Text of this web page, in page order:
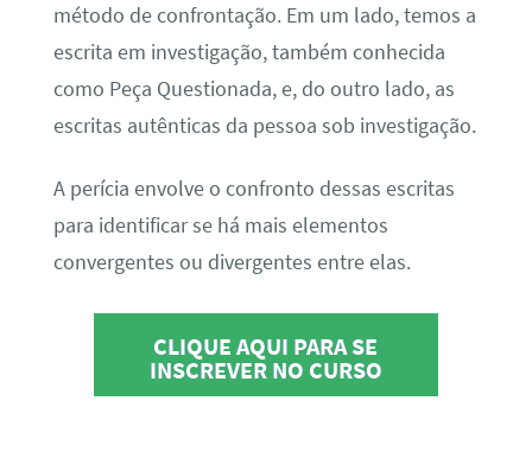
método de confrontação. Em um lado, temos a
escrita em investigação, também conhecida
como Peça Questionada, e, do outro lado, as
escritas autênticas da pessoa sob investigação.
A perícia envolve o confronto dessas escritas
para identificar se há mais elementos
convergentes ou divergentes entre elas.
CLIQUE AQUI PARA SE
INSCREVER NO CURSO